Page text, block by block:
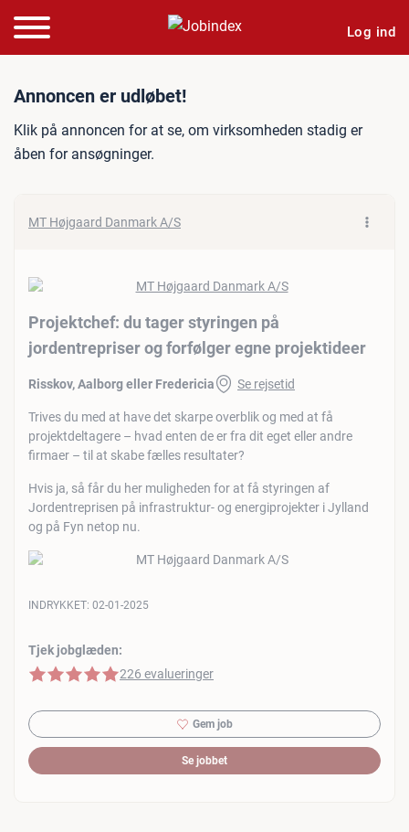
Log ind
Jobannonce: Projektchef:
Annoncen er udløbet!
Klik på annoncen for at se, om virksomheden stadig er
åben for ansøgninger.
MT Højgaard Danmark A/S
Projektchef: du tager styringen på
jordentrepriser og forfølger egne projektideer
Risskov, Aalborg eller Fredericia Se rejsetid
Trives du med at have det skarpe overblik og med at få
projektdeltagere – hvad enten de er fra dit eget eller andre
firmaer – til at skabe fælles resultater?
Hvis ja, så får du her muligheden for at få styringen af
Jordentreprisen på infrastruktur- og energiprojekter i Jylland
og på Fyn netop nu.
Tjek jobglæden:
5 af 5 stjerner
226 evalueringer
INDRYKKET: 02-01-2025
Gem job
Se jobbet